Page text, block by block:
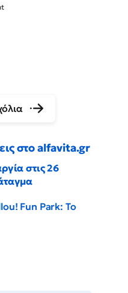
στο alfavita.gr
στις 26
Fun Park: Το